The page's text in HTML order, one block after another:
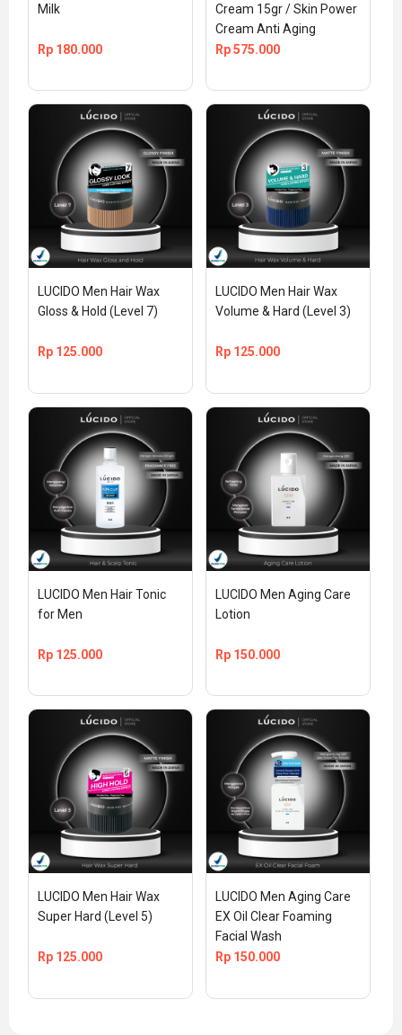
Milk
Rp 180.000
Cream 15gr / Skin Power
Cream Anti Aging
Rp575.000
LUCIDO Men Hair Wax
Gloss & Hold (Level 7)
Rp 125.000
LUCIDO Men Hair Wax
Volume & Hard (Level 3)
Rp 125.000
LUCIDO Men Hair Tonic
for Men
Rp 125.000
LUCIDO Men Aging Care
Lotion
Rp 150.000
LUCIDO Men Hair Wax
Super Hard (Level 5)
Rp 125.000
LUCIDO Men Aging Care
EX Oil Clear Foaming
Facial Wash
Rp 150.000